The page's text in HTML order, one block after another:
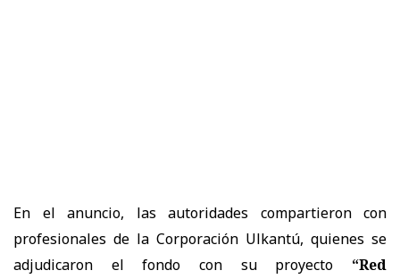
En el anuncio, las autoridades compartieron con
profesionales de la Corporación Ulkantú, quienes se
adjudicaron el fondo con su proyecto “Red